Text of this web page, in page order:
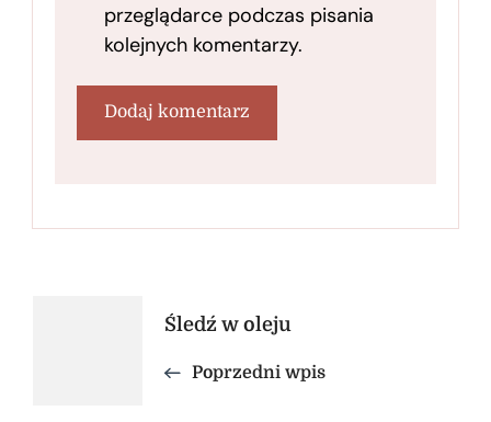
przeglądarce podczas pisania
kolejnych komentarzy.
Nawigacja
Śledź w oleju
Poprzedni wpis